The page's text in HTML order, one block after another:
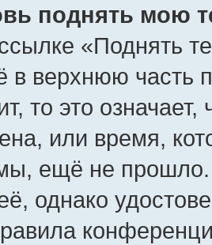
поднять мою
«Поднять
в верхнюю часть
то это
или время,
ещё не
однако